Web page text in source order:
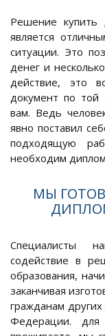
Решение купить
является
ситуации. Это
денег и
действие, это
документ по той
вам. Ведь
явно поставил
подходящую
необходим
МЫ
Специалисты
содействие в
образования,
заканчивая
гражданам других
Федерации.